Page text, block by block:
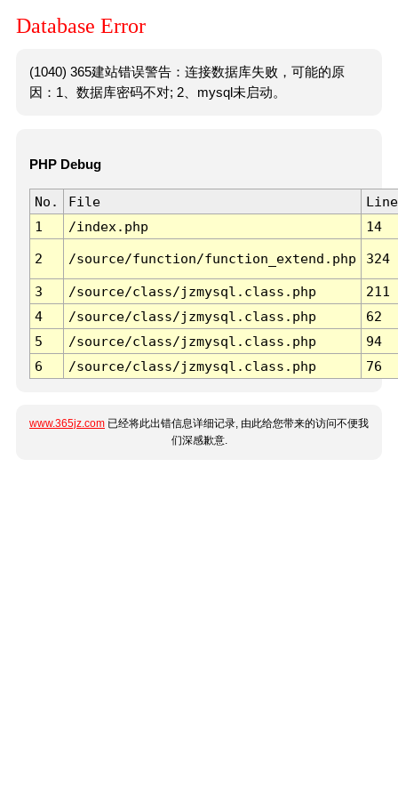
Database Error
(1040) 365建站错误警告：连接数据库失败，可能的原
因：1、数据库密码不对; 2、mysql未启动。
PHP Debug
No. File
Line
1
/index.php 14
2 /source/function/function_extend.php 324
3 /source/class/jzmysql.class.php
211
4
/source/class/jzmysql.class.php
62
5
/source/class/jzmysql.class.php
94
6
/source/class/jzmysql.class.php 76
www.365jz.com 已经将此出错信息详细记录, 由此给您带来的访问不便我
们深感歉意.